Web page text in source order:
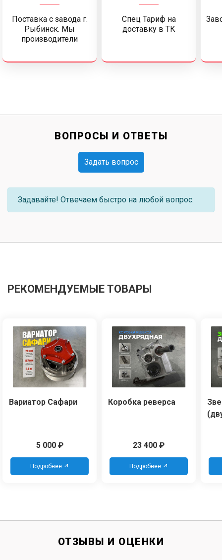
Поставка c завода г.
Рыбинск. Мы
производители
Спец Тариф на
доставку в ТК
ВОПРОСЫ И ОТВЕТЫ
Задать вопрос
Задавайте! Отвечаем быстро на любой вопрос.
РЕКОМЕНДУЕМЫЕ ТОВАРЫ
Вариатор Сафари
5 000₽
Подробнее
Коробка реверса
23 400 ₽
Подробнее
ОТЗЫВЫ И ОЦЕНКИ